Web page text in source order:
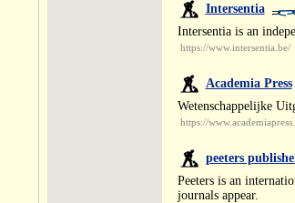
Intersentia
Intersentia is an
https://www.intersentia.be/
Academia Press
Wetenschappelijke
https://
peeters
Peeters is an
journals appear.